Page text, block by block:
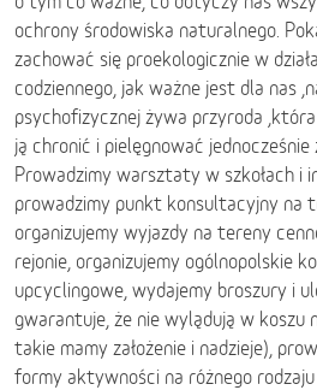
ochrony środowiska naturalnego.
zachować się proekologicznie w
codziennego, jak ważne jest dla nas
psychofizycznej żywa przyroda
ją chronić i pielęgnować
Prowadzimy warsztaty w szkołach i
prowadzimy punkt konsultacyjny na
organizujemy wyjazdy na tereny
rejonie, organizujemy ogólnopolskie
upcyclingowe, wydajemy broszury i
gwarantuje, że nie wylądują w koszu
takie mamy założenie i nadzieje),
formy aktywności na różnego